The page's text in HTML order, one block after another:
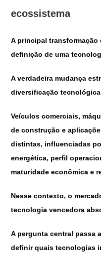
ecossistema
A principal transformação
definição de uma
A verdadeira mudança
diversificação
Veículos comerciais,
de construção e
distintas, influenciadas
energética, perfil
maturidade econômica e
Nesse contexto, o
tecnologia vencedora
A pergunta central passa
definir quais tecnologias